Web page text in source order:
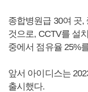
종합병원급 30여 곳,
것으로, CCTV를 설
중에서 점유율 25%
앞서 아이디스는
출시했다.